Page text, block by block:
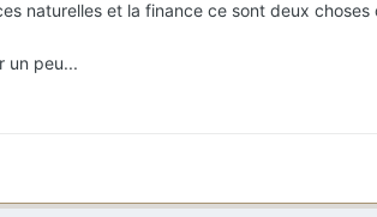
naturelles et la finance ce sont deux choses
un peu...